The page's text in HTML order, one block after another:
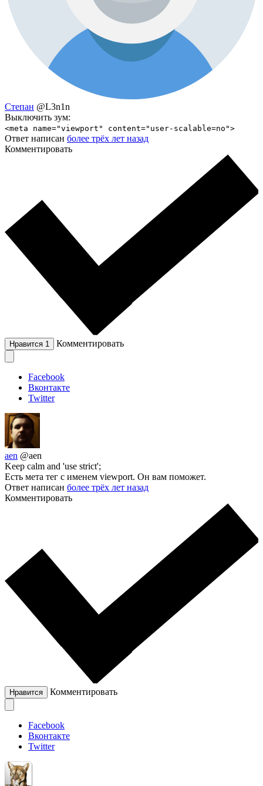
Степан @L3n1n
Выключить зум:
<meta name="viewport" content="user-scalable=no">
Ответ написан более трёх лет назад
Комментировать
Нравится 1 Комментировать
Facebook
Вконтакте
Twitter
aen @aen
Keep calm and 'use strict';
Есть мета тег с именем viewport. Он вам поможет.
Ответ написан более трёх лет назад
Комментировать
Нравится Комментировать
Facebook
Вконтакте
Twitter